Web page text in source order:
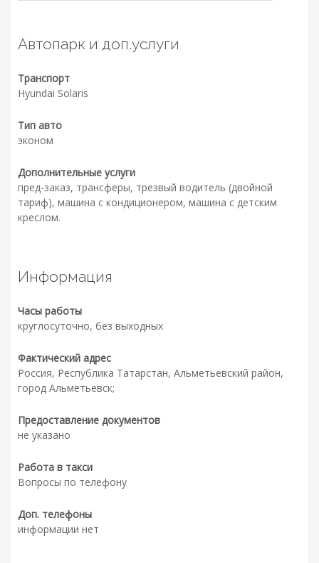
Автопарк и доп.услуги
Транспорт
Hyundai Solaris
Тип авто
эконом
Дополнительные услуги
пред-заказ, трансферы, трезвый водитель (двойной
тариф), машина с кондиционером, машина с детским
креслом.
Информация
Часы работы
круглосуточно, без выходных
Фактический адрес
Россия, Республика Татарстан, Альметьевский район,
город Альметьевск;
Предоставление документов
не указано
Работа в такси
Вопросы по телефону
Доп. телефоны
информации нет